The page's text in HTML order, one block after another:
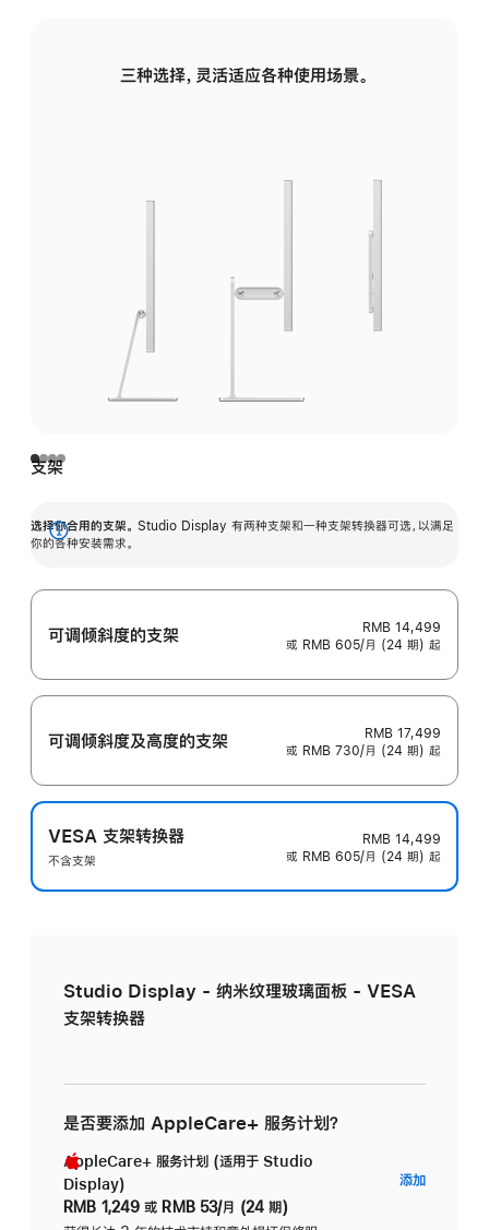
三种选择，灵活适应各种使用场景。
支架
选择你合用的支架。 Studio Display 有两种支架和一种支架转换器可选，以满足
你的各种安装需求。
展
可调倾斜度的支架
RMB 14,499
或 RMB 605/月 (24 期) 起
可调倾斜度及高‍度的支‍架
RMB 17,499
或 RMB 730/月 (24 期) 起
VESA 支架转换器
不含支架
RMB 14,499
或 RMB 605/月 (24 期) 起
Studio Display - 纳米纹理玻璃面板 - VESA
支架转换器
是否要添加 AppleCare+ 服务计划？
AppleCare+ 服务计划 (适用于 Studio
Display)
RMB 1,249 或 RMB 53/月 (24 期)
添加